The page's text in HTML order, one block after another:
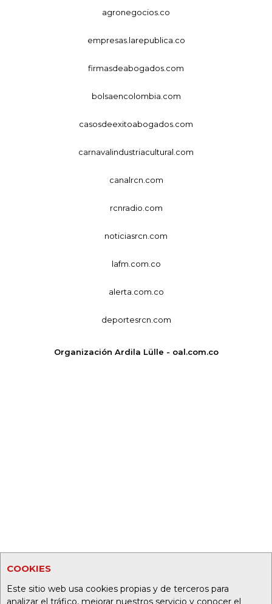
COOKIES
Este sitio web usa cookies propias y de terceros para
analizar el tráfico, mejorar nuestros servicio y conocer el
agronegocios.co
empresas.larepublica.co
firmasdeabogados.com
bolsaencolombia.com
casosdeexitoabogados.com
carnavalindustriacultural.com
canalrcn.com
rcnradio.com
noticiasrcn.com
lafm.com.co
alerta.com.co
deportesrcn.com
Organización Ardila Lülle - oal.com.co